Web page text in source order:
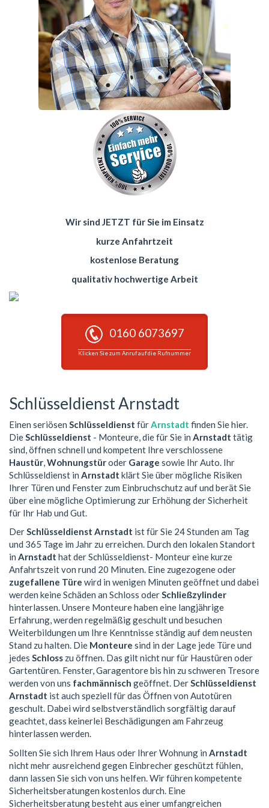
Wir sind JETZT für Sie im Einsatz
kurze Anfahrtzeit
kostenlose Beratung
qualitativ hochwertige Arbeit
0160 6073697
Klicken Sie zum Anruf auf die Rufnummer
Schlüsseldienst Arnstadt
Einen seriösen Schlüsseldienst fürArnstadt finden Sie hier.
DieSchlüsseldienst - Monteure, die für Sie in Arnstadt tätig
sind, öffnen schnell und kompetent Ihre verschlossene
Haustür,Wohnungstüroder Garage sowie Ihr Auto. Ihr
Schlüsseldienst in Arnstadt klärt Sie über mögliche Risiken
Ihrer Türen und Fenster zum Einbruchschutz auf und berät Sie
über eine mögliche Optimierung zur Erhöhung der Sicherheit
für Ihr Hab und Gut.
DerSchlüsseldienst Arnstadt ist für Sie 24 Stunden am Tag
und 365 Tage im Jahr zu erreichen. Durch den lokalen Standort
in Arnstadt hat der Schlüsseldienst- Monteur eine kurze
Anfahrtszeit von rund 20 Minuten. Eine zugezogene oder
zugefallene Türe wird in wenigen Minuten geöffnet und dabei
werden keine Schäden an Schloss oderSchließzylinder
hinterlassen. Unsere Monteure haben eine langjährige
Erfahrung, werden regelmäßig geschult und besuchen
Weiterbildungen um Ihre Kenntnisse ständig auf dem neusten
Stand zu halten. Die Monteure sind in der Lage jede Türe und
jedes Schloss zu öffnen. Das gilt nicht nur für Haustüren oder
Gartentüren. Fenster, Garagentore bis hin zu schweren Tresore
werden von uns fachmännisch geöffnet. DerSchlüsseldienst
Arnstadt ist auch speziell für das Öffnen von Autotüren
geschult. Dabei wird selbstverständlich sorgfältig darauf
geachtet, dass keinerlei Beschädigungen am Fahrzeug
hinterlassen werden.
Sollten Sie sich Ihrem Haus oder Ihrer Wohnung in Arnstadt
nicht mehr ausreichend gegen Einbrecher geschützt fühlen,
dann lassen Sie sich von uns helfen. Wir führen kompetente
Sicherheitsberatungen kostenlos durch. Eine
Sicherheitsberatung besteht aus einer umfangreichen